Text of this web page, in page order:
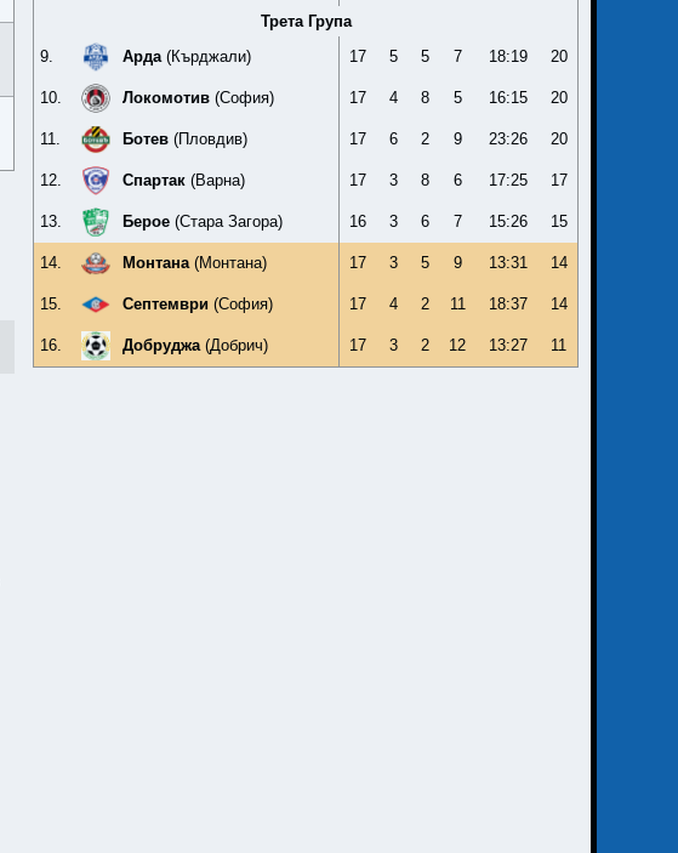
Трета Група
9.
Арда(Кърджали) 17 5 5 7 18:19 20
10. Локомотив (София) 17 4 8 5 16:15 20
11. Ботев (Пловдив) 17 6 2 9 23:26 20
12. Спартак (Варна) 17 3 8 6 17:25 17
13. Берое (Стара Загора) 16 3 6 7 15:26 15
14. Монтана(Монтана) 17 3 5 9 13:31 14
15. Септември (София) 17 4 2 11 18:37 14
16. Добруджа(Добрич) 17 3 2 12 13:27 11